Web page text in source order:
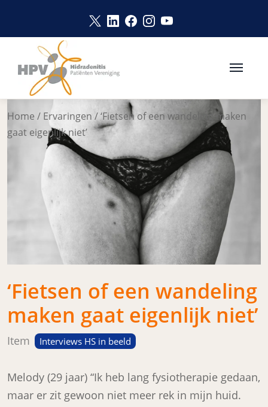
Naar hoofdinhoud
Link opent in een nieuw venster
Link opent in een nieuw
Link opent in een nieuw
Link opent in een
Link opent in een
Home / Ervaringen /‘Fietsen of een wandeling maken
gaat eigenlijk niet’
‘Fietsen of een wandeling
maken gaat eigenlijk niet’
Item Interviews HS in beeld
Melody (29 jaar) “Ik heb lang fysiotherapie gedaan,
maar er zit gewoon niet meer rek in mijn huid.